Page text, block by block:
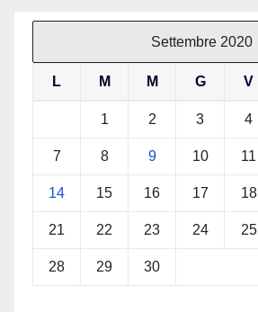
Settembre 2020
L M M G V
1 2 3 4
7 8 9 10 11
14 15 16 17 18
21 22 23 24 25
28 29 30